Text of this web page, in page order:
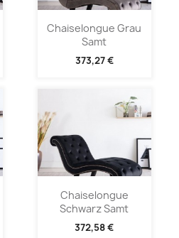
Chaiselongue Grau
Samt
373,27 €
Chaiselongue
Schwarz Samt
372,58 €